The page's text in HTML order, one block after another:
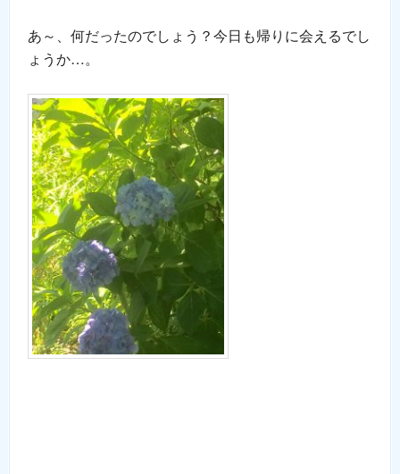
あ～、何だったのでしょう？今日も帰りに会えるでし
ょうか…。